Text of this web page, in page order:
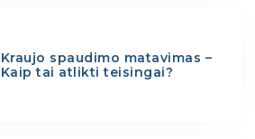
Kraujo spaudimo matavimas –
Kaip tai atlikti teisingai?